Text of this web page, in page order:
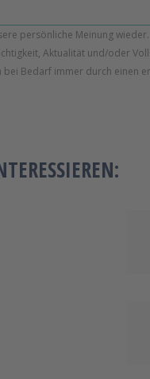
persönliche Meinung
Aktualität und/oder
Bedarf immer durch einen